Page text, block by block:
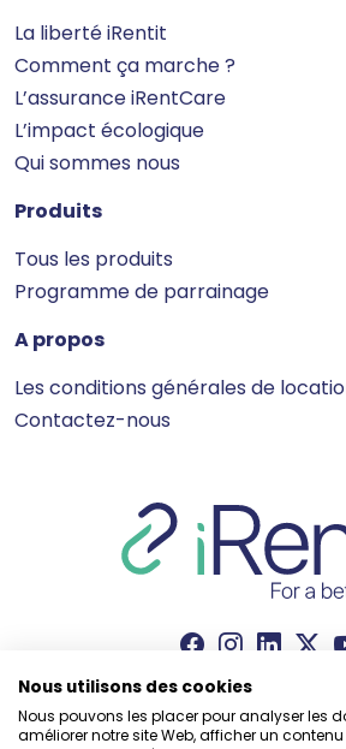
La liberté iRentit
Comment ça marche ?
L’assurance iRentCare
L’impact écologique
Qui sommes nous
Produits
Tous les produits
Programme de parrainage
A propos
Les conditions générales de
Contactez-nous
Nous utilisons des cookies
Nous pouvons les placer pour analyser les
améliorer notre site Web, afficher un